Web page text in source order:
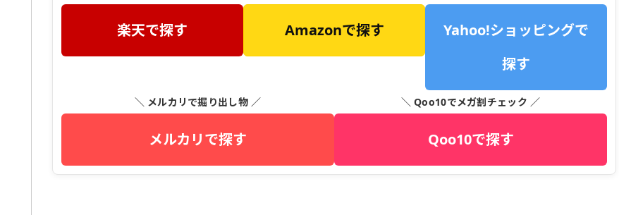
楽天で探す Amazonで探す
Yahoo!ショッピングで
探す
＼ メルカリで掘り出し物 ／
メルカリで探す
＼ Qoo10でメガ割チェック ／
Qoo10で探す